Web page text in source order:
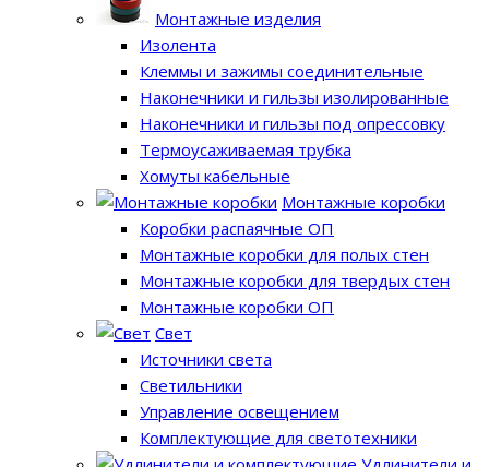
Монтажные изделия
Изолента
Клеммы и зажимы соединительные
Наконечники и гильзы изолированные
Наконечники и гильзы под опрессовку
Термоусаживаемая трубка
Хомуты кабельные
Монтажные коробки
Коробки распаячные ОП
Монтажные коробки для полых стен
Монтажные коробки для твердых стен
Монтажные коробки ОП
Свет
Источники света
Светильники
Управление освещением
Комплектующие для светотехники